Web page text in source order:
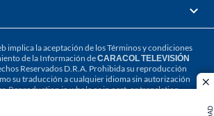
implica la aceptación de losTérminos y condiciones
de la Información deCARACOL TELEVISIÓN
Reservados D.R.A. Prohibida su reproducción
su traducción a cualquier idioma sin autorización
Reproduction in whole or in part, or translation